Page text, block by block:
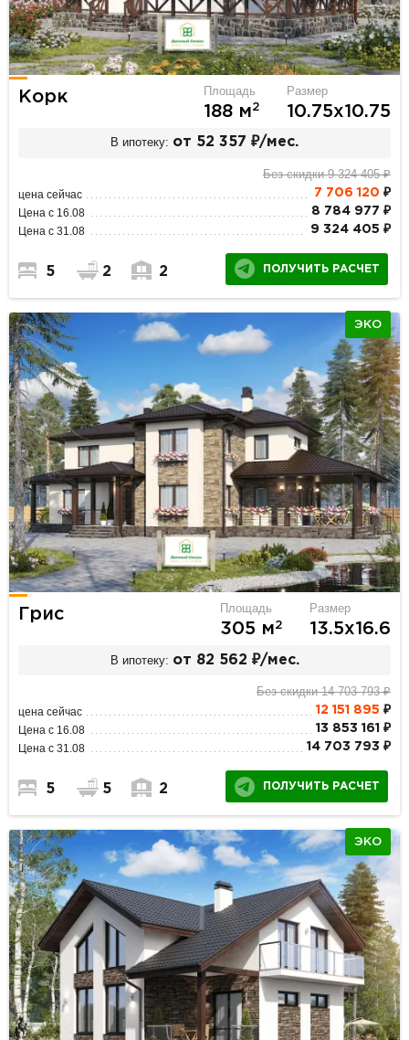
Корк Площадь
188 м2
Размер
10.75х10.75
В ипотеку: от 52 357 ₽/мес.
Без скидки 9 324 405 ₽
цена сейчас 7 706 120 ₽
Цена с 16.08 8 784 977 ₽
Цена с 31.08 9 324 405 ₽
5 2 2 ПОЛУЧИТЬ РАСЧЕТ
ЭКО
Грис Площадь
305 м2
Размер
13.5х16.6
В ипотеку: от 82 562 ₽/мес.
Без скидки 14 703 793 ₽
цена сейчас 12 151 895 ₽
Цена с 16.08 13 853 161 ₽
Цена с 31.08 14 703 793 ₽
5 5 2 ПОЛУЧИТЬ РАСЧЕТ
ЭКО